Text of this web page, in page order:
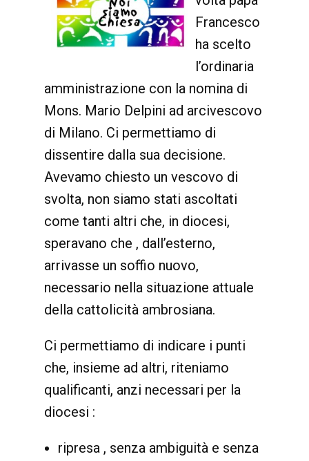
Francesco
ha scelto
l’ordinaria
amministrazione con la nomina di
Mons. Mario Delpini ad arcivescovo
di Milano. Ci permettiamo di
dissentire dalla sua decisione.
Avevamo chiesto un vescovo di
svolta, non siamo stati ascoltati
come tanti altri che, in diocesi,
speravano che , dall’esterno,
arrivasse un soffio nuovo,
necessario nella situazione attuale
della cattolicità ambrosiana.
Ci permettiamo di indicare i punti
che, insieme ad altri, riteniamo
qualificanti, anzi necessari per la
diocesi :
ripresa , senza ambiguità e senza